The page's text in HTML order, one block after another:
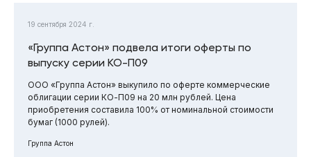
19 сентября 2024 г.
«Группа Астон» подвела итоги оферты по
выпуску серии КО-П09
ООО «Группа Астон» выкупило по оферте коммерческие
облигации серии КО-П09 на 20 млн рублей. Цена
приобретения составила 100% от номинальной стоимости
бумаг (1000 рулей).
Группа Астон